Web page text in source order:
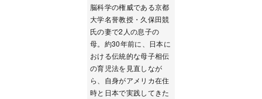
脳科学の権威である京都
大学名誉教授・久保田競
氏の妻で2人の息子の
母。約30年前に、日本に
おける伝統的な母子相伝
の育児法を見直しなが
ら、自身がアメリカ在住
時と日本で実践してきた